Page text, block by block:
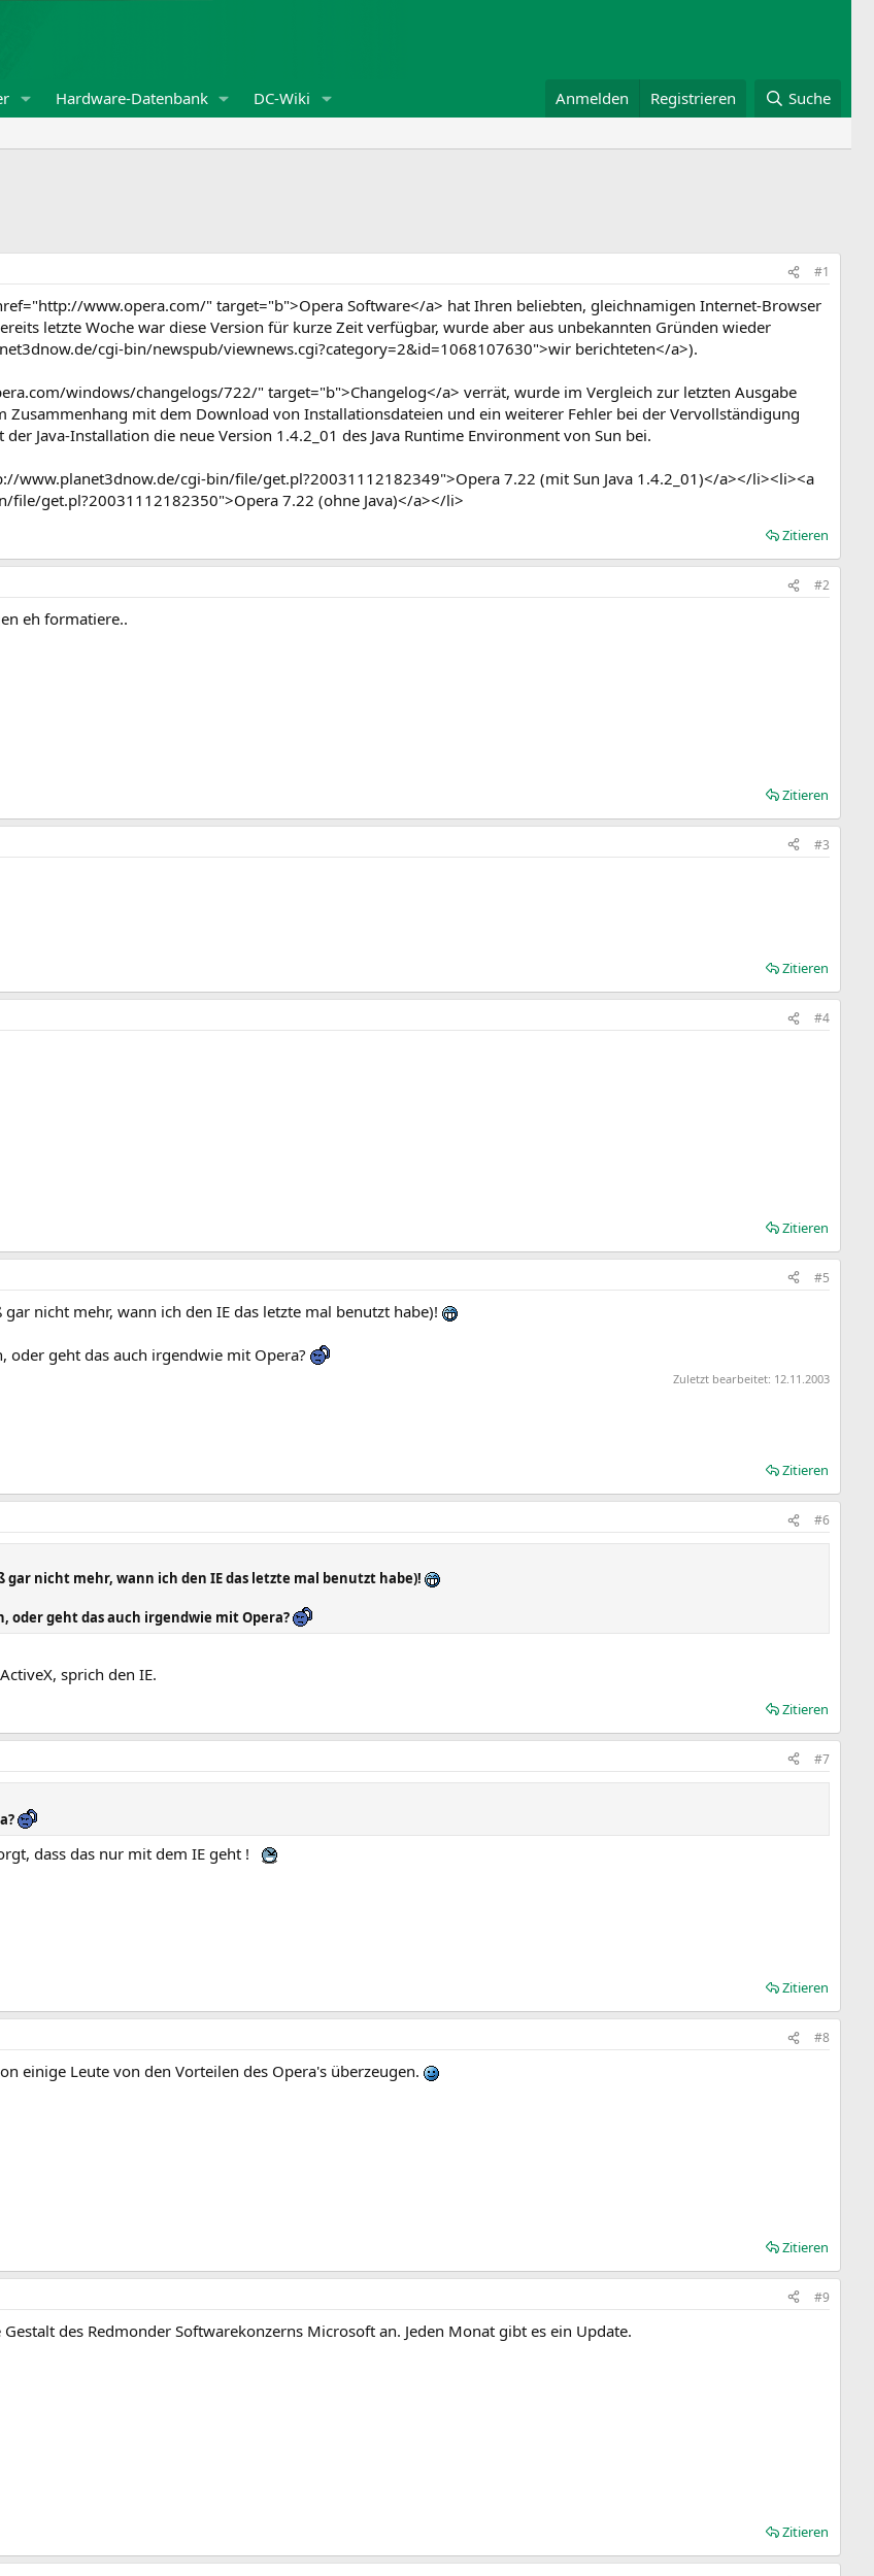
Hardware-Datenbank DC-Wiki Anmelden Registrieren Suche
#1
www.opera.com/" target="b">Opera Software</a> hat Ihren beliebten, gleichnamigen Internet-Browser
letzte Woche war diese Version für kurze Zeit verfügbar, wurde aber aus unbekannten Gründen wieder
cgi-bin/newspub/viewnews.cgi?category=2&id=1068107630">wir berichteten</a>).
windows/changelogs/722/" target="b">Changelog</a> verrät, wurde im Vergleich zur letzten Ausgabe
Zusammenhang mit dem Download von Installationsdateien und ein weiterer Fehler bei der Vervollständigung
Java-Installation die neue Version 1.4.2_01 des Java Runtime Environment von Sun bei.
www.planet3dnow.de/cgi-bin/file/get.pl?20031112182349">Opera 7.22 (mit Sun Java 1.4.2_01)</a></li><li><a
get.pl?20031112182350">Opera 7.22 (ohne Java)</a></li>
Zitieren
#2
eh formatiere..
Zitieren
#3
Zitieren
#4
Zitieren
#5
nicht mehr, wann ich den IE das letzte mal benutzt habe)!
geht das auch irgendwie mit Opera?
Zuletzt bearbeitet: 12.11.2003
Zitieren
#6
nicht mehr, wann ich den IE das letzte mal benutzt habe)!
geht das auch irgendwie mit Opera?
sprich den IE.
Zitieren
#7
dass das nur mit dem IE geht !
Zitieren
#8
einige Leute von den Vorteilen des Opera's überzeugen.
Zitieren
#9
des Redmonder Softwarekonzerns Microsoft an. Jeden Monat gibt es ein Update.
Zitieren